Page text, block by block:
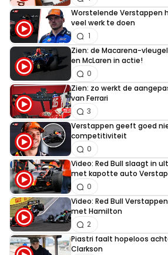
Worstelende Verstappen
veel werk te doen
1
Zien: de Macarena-
en McLaren in actie!
0
Zien: zo werkt de
van Ferrari
3
Verstappen geeft goed
competitiviteit
0
Video: Red Bull slaagt in
met kapotte auto
0
Video: Red Bull
met Hamilton
2
Piastri faalt hopeloos
Clarkson